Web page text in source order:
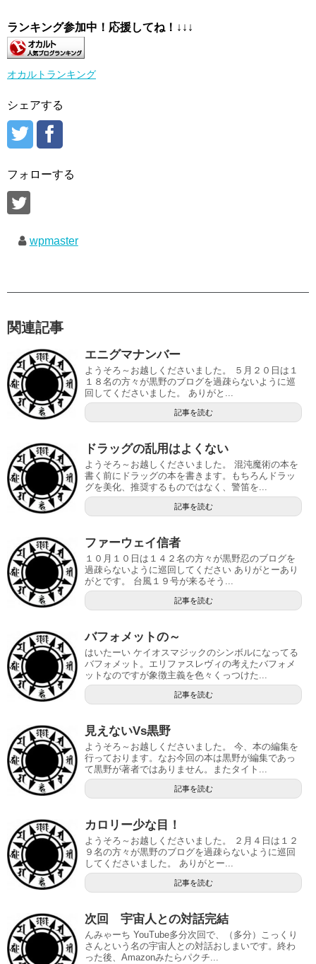
ランキング参加中！応援してね！ ↓↓↓
オカルトランキング
シェアする
フォローする
wpmaster
関連記事
エニグマナンバー
ようそろ～お越しくださいました。 ５月２０日は１
１８名の方々が黒野のブログを過疎らないように巡
回してくださいました。 ありがと...
記事を読む
ドラッグの乱用はよくない
ようそろ～お越しくださいました。 混沌魔術の本を
書く前にドラッグの本を書きます。もちろんドラッ
グを美化、推奨するものではなく、警笛を...
記事を読む
ファーウェイ信者
１０月１０日は１４２名の方々が黒野忍のブログを
過疎らないように巡回してください ありがとーあり
がとです。 台風１９号が来るそう...
記事を読む
バフォメットの～
はいたーい ケイオスマジックのシンボルになってる
バフォメット。エリファスレヴィの考えたバフォメ
ットなのですが象徴主義を色々くっつけた...
記事を読む
見えないVs黒野
ようそろ～お越しくださいました。 今、本の編集を
行っております。なお今回の本は黒野が編集であっ
て黒野が著者ではありません。またタイト...
記事を読む
カロリー少な目！
ようそろ～お越しくださいました。 ２月４日は１２
９名の方々が黒野のブログを過疎らないように巡回
してくださいました。 ありがとー...
記事を読む
次回 宇宙人との対話完結
んみゃーち YouTube多分次回で、（多分）こっくり
さんという名の宇宙人との対話おしまいです。終わ
った後、Amazonみたらパクチ...